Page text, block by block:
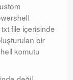
file içerisinde
bir
komutu